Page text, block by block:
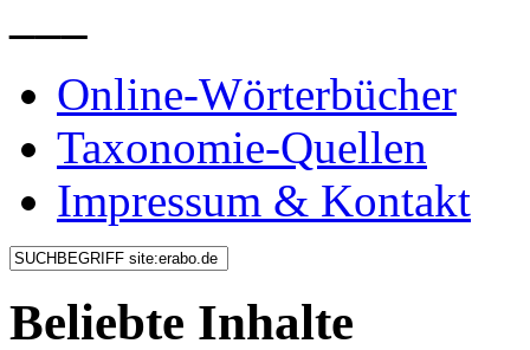
Online-Wörterbücher
Taxonomie-Quellen
Impressum & Kontakt
Beliebte Inhalte